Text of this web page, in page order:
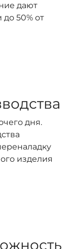
дают
50% от
дня.
изделия